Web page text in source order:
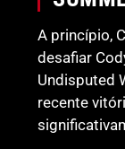
A princípio,
desafiar
Undisputed
recente